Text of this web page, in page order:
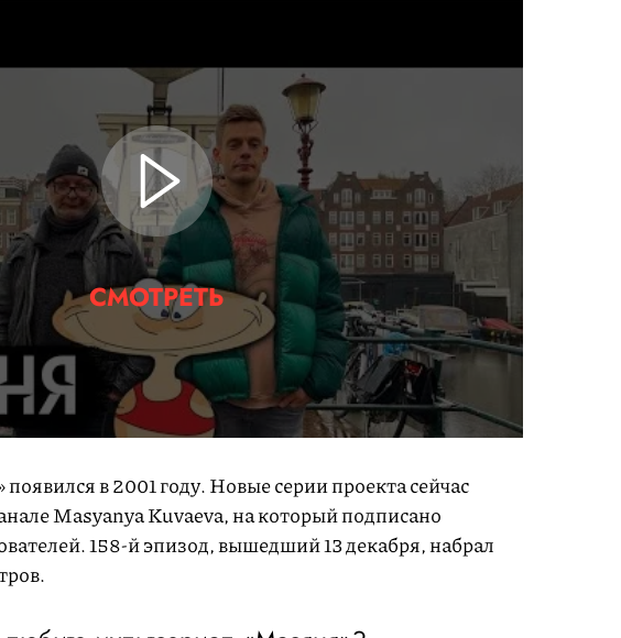
СМОТРЕТЬ
в 2001 году. Новые серии проекта сейчас
Masyanya Kuvaeva, на который подписано
158-й эпизод, вышедший 13 декабря, набрал